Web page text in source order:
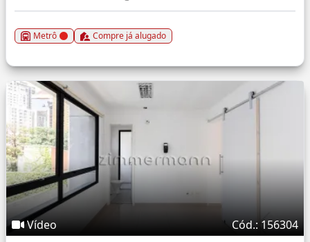
Metrô Compre já alugado
Vídeo Cód.: 156304